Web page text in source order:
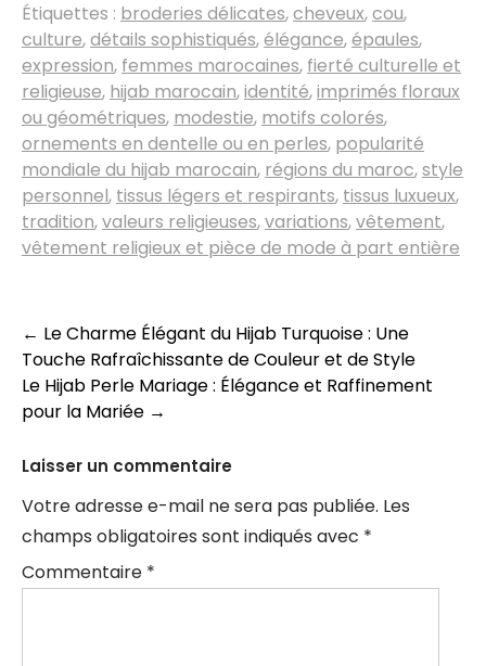
Étiquettes : broderies délicates,cheveux,cou,
culture,détails sophistiqués,élégance,épaules,
expression, femmes marocaines, fierté culturelle et
religieuse, hijab marocain,identité,imprimés floraux
ou géométriques, modestie, motifs colorés,
ornements en dentelle ou en perles, popularité
mondiale du hijab marocain, régions du maroc,style
personnel, tissus légers et respirants, tissus luxueux,
tradition,valeurs religieuses,variations,vêtement,
vêtement religieux et pièce de mode à part entière
Navigation
des
articles
← Le Charme Élégant du Hijab Turquoise : Une
Touche Rafraîchissante de Couleur et de Style
Le Hijab Perle Mariage : Élégance et Raffinement
pour la Mariée →
Laisser un commentaire
Votre adresse e-mail ne sera pas publiée. Les
champs obligatoires sont indiqués avec *
Commentaire *